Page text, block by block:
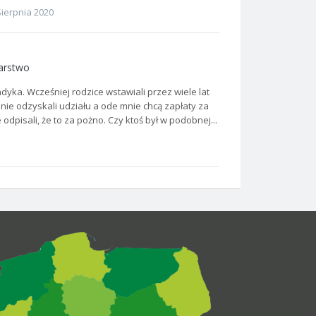
2020
Wcześniej rodzice wstawiali przez wiele lat
odzyskali udziału a ode mnie chcą zapłaty za
że to za pożno. Czy ktoś był w podobnej...